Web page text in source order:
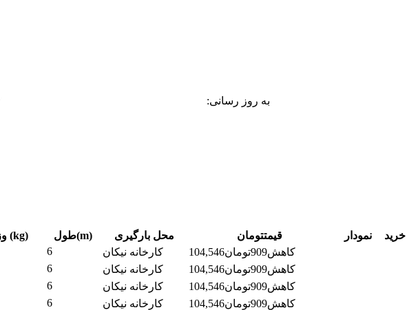
به روز رسانی:
وزن هر شاخه (kg) طول(m) محل بارگیری قیمتتومان نمودار
خرید
6 کارخانه نیکان کاهش909تومان104,546
6 کارخانه نیکان کاهش909تومان104,546
6 کارخانه نیکان کاهش909تومان104,546
6 کارخانه نیکان کاهش909تومان104,546